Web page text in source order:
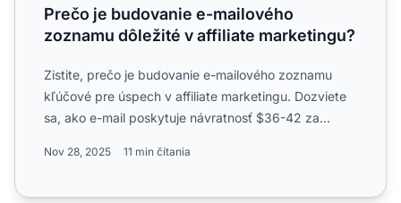
Prečo je budovanie e-mailového
zoznamu dôležité v affiliate marketingu?
Zistite, prečo je budovanie e-mailového zoznamu
kľúčové pre úspech v affiliate marketingu. Dozviete
sa, ako e-mail poskytuje návratnosť $36-42 za
Nov 28, 2025 11 min čítania